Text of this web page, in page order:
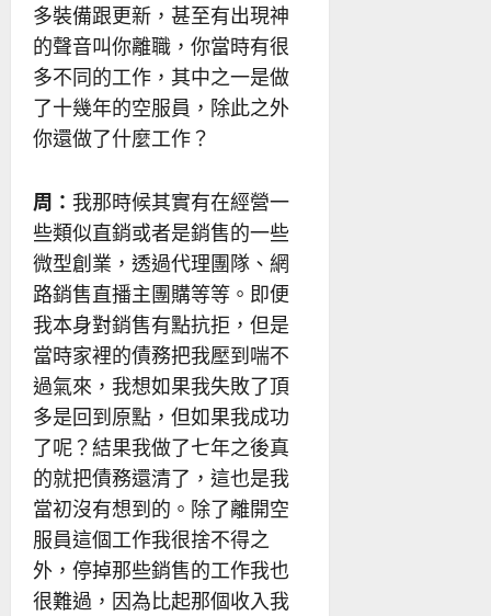
多裝備跟更新，甚至有出現神
的聲音叫你離職，你當時有很
多不同的工作，其中之一是做
了十幾年的空服員，除此之外
你還做了什麼工作？
周： 我那時候其實有在經營一
些類似直銷或者是銷售的一些
微型創業，透過代理團隊、網
路銷售直播主團購等等。即便
我本身對銷售有點抗拒，但是
當時家裡的債務把我壓到喘不
過氣來，我想如果我失敗了頂
多是回到原點，但如果我成功
了呢？結果我做了七年之後真
的就把債務還清了，這也是我
當初沒有想到的。除了離開空
服員這個工作我很捨不得之
外，停掉那些銷售的工作我也
很難過，因為比起那個收入我